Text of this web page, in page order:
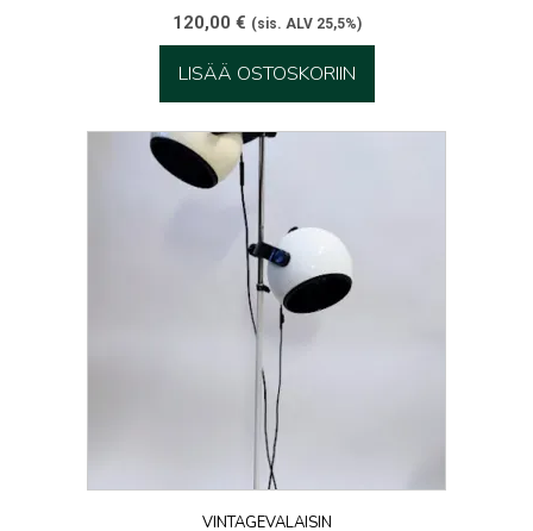
120,00 € (sis. ALV 25,5%)
LISÄÄ OSTOSKORIIN
VINTAGEVALAISIN